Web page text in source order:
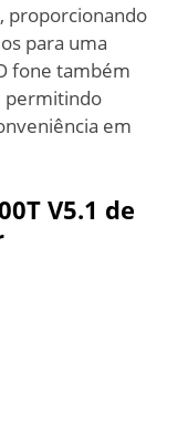
proporcionando
para uma
fone também
permitindo
em
V5.1 de